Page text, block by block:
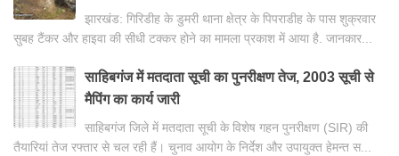
झारखंड: गिरिडीह के डुमरी थाना क्षेत्र के पिपराडीह के पास शुक्रवार
सुबह टैंकर और हाइवा की सीधी टक्कर होने का मामला प्रकाश में आया है. जानकार...
साहिबगंज में मतदाता सूची का पुनरीक्षण तेज, 2003 सूची से
मैपिंग का कार्य जारी
साहिबगंज जिले में मतदाता सूची के विशेष गहन पुनरीक्षण (SIR) की
तैयारियां तेज रफ्तार से चल रही हैं। चुनाव आयोग के निर्देश और उपायुक्त हेमन्त स...